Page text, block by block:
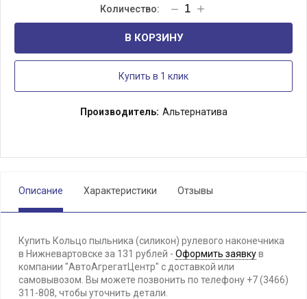
В КОРЗИНУ
Купить в 1 клик
Производитель: Альтернатива
Описание Характеристики Отзывы
Купить Кольцо пыльника (силикон) рулевого наконечника
в Нижневартовске за 131 рублей - Оформить заявкув
компании "АвтоАгрегатЦентр" с доставкой или
самовывозом. Вы можете позвонить по телефону +7 (3466)
311-808, чтобы уточнить детали.